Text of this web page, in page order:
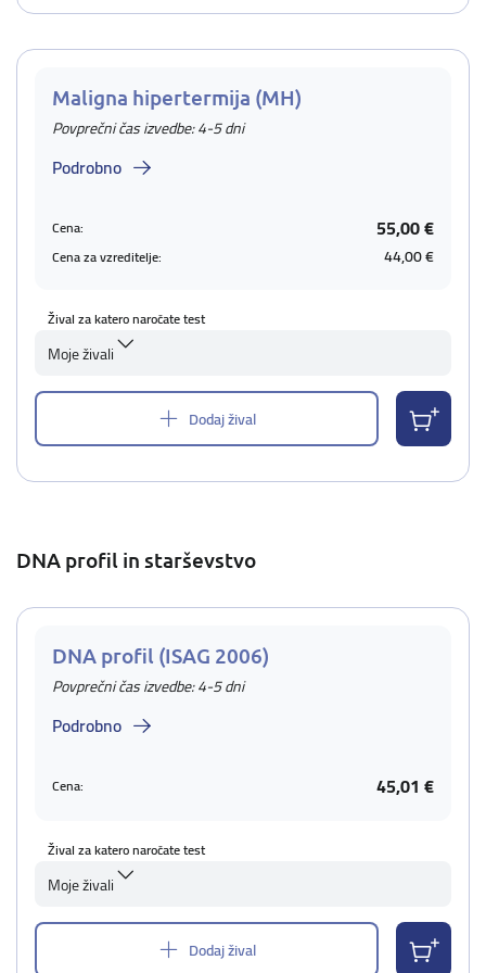
Maligna hipertermija (MH)
Povprečni čas izvedbe: 4-5 dni
Podrobno
Cena: 55,00 €
Cena za vzreditelje: 44,00 €
Žival za katero naročate test
Moje živali
Dodaj žival
DNA profil in starševstvo
DNA profil (ISAG 2006)
Povprečni čas izvedbe: 4-5 dni
Podrobno
Cena: 45,01 €
Žival za katero naročate test
Moje živali
Dodaj žival